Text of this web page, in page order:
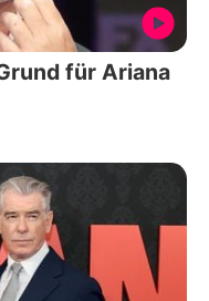
für Ariana